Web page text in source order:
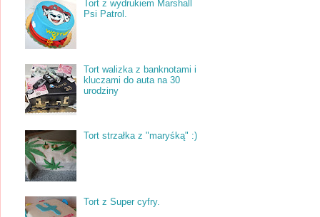
Tort z wydrukiem Marshall
Psi Patrol.
Tort walizka z banknotami i
kluczami do auta na 30
urodziny
Tort strzałka z "maryśką" :)
Tort z Super cyfry.